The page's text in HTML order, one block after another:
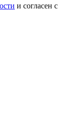
и согласен с